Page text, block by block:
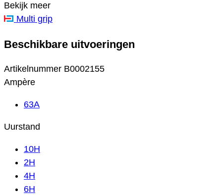
Bekijk meer
Multi grip
Beschikbare uitvoeringen
Artikelnummer B0002155
Ampère
63A
Uurstand
10H
2H
4H
6H